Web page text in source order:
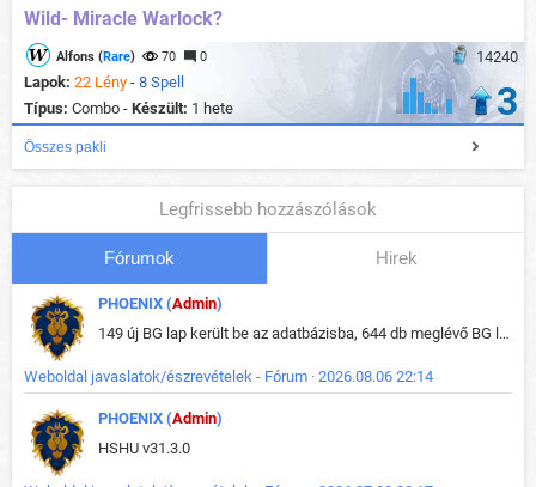
Wild- Miracle Warlock?
14240
Alfons (Rare) 70 0
Lapok: 22 Lény - 8 Spell
Típus: Combo - Készült: 1 hete 3
Összes pakli
Legfrissebb hozzászólások
Fórumok Hirek
PHOENIX (Admin)
149 új BG lap került be az adatbázisba, 644 db meglévő BG lap módosult, bekerültek az új képek a megváltozott lapokhoz is.
Weboldal javaslatok/észrevételek - Fórum · 2026.08.06 22:14
PHOENIX (Admin)
HSHU v31.3.0